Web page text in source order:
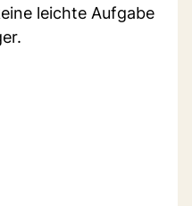
leichte Aufgabe